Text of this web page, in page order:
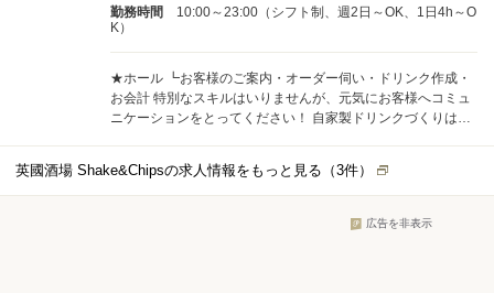
らゆる業務をお任せします。 「料理は苦手だからホールがや
りたい」「接客よりも料理をするのが好き」という方は、決
まったポジションもOK！ まずは働いてみて、一人ひとりに合
った働き方を見つけていただければと思います。
勤務時間
10:00～23:00（シフト制、週2日～OK、1日4h～O
K）
★ホール ┗お客様のご案内・オーダー伺い・ドリンク作成・
お会計 特別なスキルはいりませんが、元気にお客様へコミュ
ニケーションをとってください！ 自家製ドリンクづくりはバ
盛り付けや調理から、大がかりな仕込み、メニューの考案な
ど…。 勤務時間やスキルに合わせて柔軟にお任せします。 あ
なたのスキルに合った出発点から一歩一歩向上していきまし
英國酒場 Shake&Chipsの求人情報をもっと見る（3件）
広告を非表示